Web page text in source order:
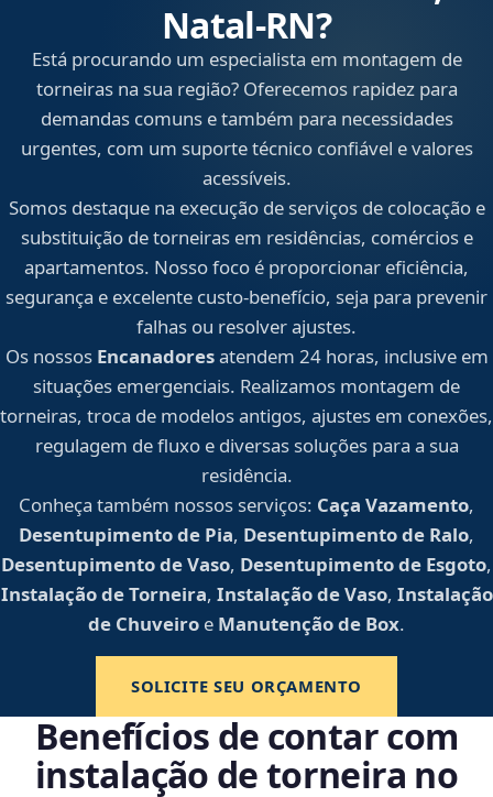
Natal‑RN?
Está procurando um especialista em montagem de
torneiras na sua região? Oferecemos rapidez para
demandas comuns e também para necessidades
urgentes, com um suporte técnico confiável e valores
acessíveis.
Somos destaque na execução de serviços de colocação e
substituição de torneiras em residências, comércios e
apartamentos. Nosso foco é proporcionar eficiência,
segurança e excelente custo-benefício, seja para prevenir
falhas ou resolver ajustes.
Os nossos Encanadoresatendem 24 horas, inclusive em
situações emergenciais. Realizamos montagem de
torneiras, troca de modelos antigos, ajustes em conexões,
regulagem de fluxo e diversas soluções para a sua
residência.
Conheça também nossos serviços: Caça Vazamento,
Desentupimento de Pia, Desentupimento de Ralo,
Desentupimento de Vaso, Desentupimento de Esgoto,
Instalação de Torneira, Instalação de Vaso, Instalação
de Chuveiro e Manutenção de Box.
SOLICITE SEU ORÇAMENTO
Benefícios de contar com
instalação de torneira no